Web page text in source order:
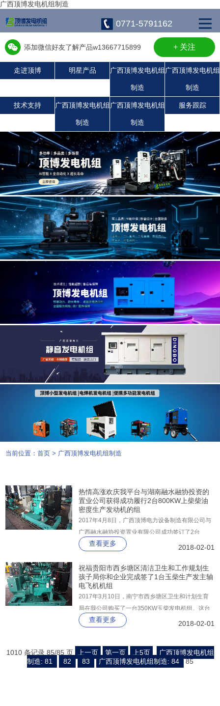
广西顶博发电机组制造
0771-5791162
添加微信好友了解产品w13667715899 + 关注
走进顶博 明星产品 广西顶博发电机组
制造
广西顶博发电机组
制造
技术支持 广西顶博发电机组
制造
广西顶博发电机组
制造
服务跟踪
静音发电机组
潍柴发电机组
广西顶博发电机组制造:珀金斯发电机组
广西顶博发电机组制造:沃尔沃发电机组
广西顶博发电机组制造:康明斯广西顶博发电机组制造
上柴发电机组
玉柴发电机组
当前位置：首页 > 广西顶博发电机组制造
热情高涨欢庆我平台与湖南融水融协投资的
置业公司获得成功履行2台800KW上柴柴油
密度生产发动机的组
2017年4月8日，广西顶博电力设备制造有限公司与
广西融水融协投资置业有限公司成功签订了2台
800KW上柴广西顶博发电机组制造及其附属设备采
致意见，并签了合同。
查看更多 2018-02-01
祝福贵阳市西乡塘区清洁卫生和工作规划生
孩子局你和企业完成签了1台玉柴生产发主轴
电飞机机组
2017年3月10日，南宁市西乡塘区卫生和计划生育
局在我公司购买了一台350KW玉柴发电机组。这台
发电机组由玉柴发动机，上海科浦发电机，众智控制
计划生育局对我公司的玉柴发电机组质量予以肯定，
并签订了购买合同。
查看更多 2018-02-01
1010 条记录 85/85 页 上一页 第一页 上5页
广西顶博发电机组
制造: 81
82 83 广西顶博发电机组制造: 84 85